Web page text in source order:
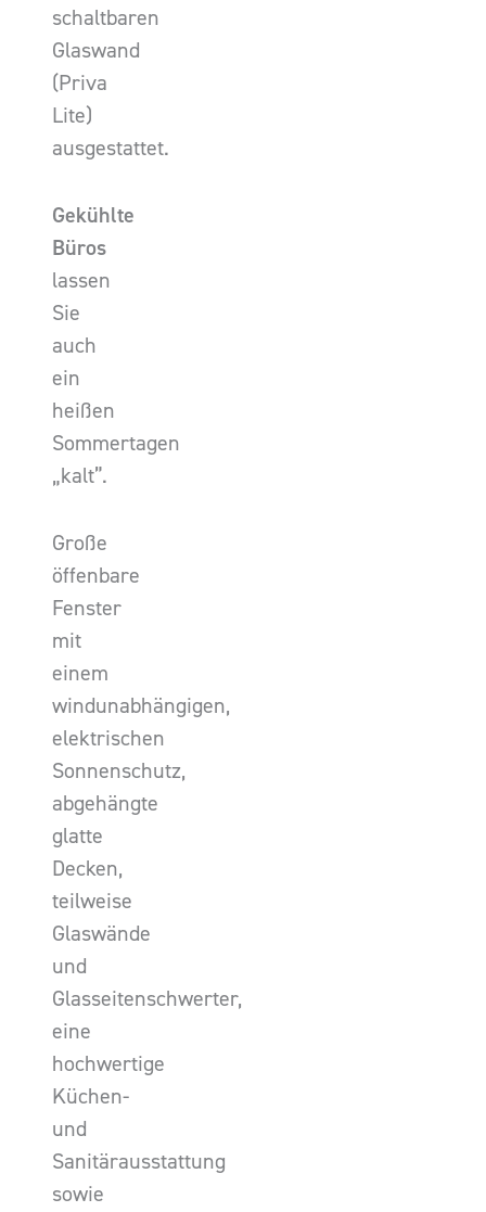
schaltbaren
Glaswand
(Priva
Lite)
ausgestattet.
Gekühlte
Büros
lassen
Sie
auch
ein
heißen
Sommertagen
„kalt”.
Große
öffenbare
Fenster
mit
einem
windunabhängigen,
elektrischen
Sonnenschutz,
abgehängte
glatte
Decken,
teilweise
Glaswände
und
Glasseitenschwerter,
eine
hochwertige
Küchen-
und
Sanitärausstattung
sowie